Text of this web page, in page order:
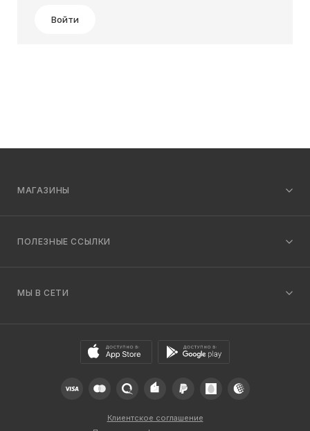
Войти
МАГАЗИНЫ
ПОЛЕЗНЫЕ ССЫЛКИ
МЫ В СЕТИ
Клиентское соглашение